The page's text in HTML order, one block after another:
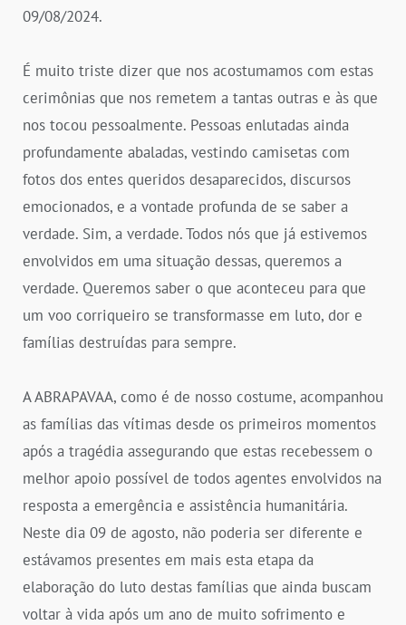
09/08/2024.
É muito triste dizer que nos acostumamos com estas
cerimônias que nos remetem a tantas outras e às que
nos tocou pessoalmente. Pessoas enlutadas ainda
profundamente abaladas, vestindo camisetas com
fotos dos entes queridos desaparecidos, discursos
emocionados, e a vontade profunda de se saber a
verdade. Sim, a verdade. Todos nós que já estivemos
envolvidos em uma situação dessas, queremos a
verdade. Queremos saber o que aconteceu para que
um voo corriqueiro se transformasse em luto, dor e
famílias destruídas para sempre.
A ABRAPAVAA, como é de nosso costume, acompanhou
as famílias das vítimas desde os primeiros momentos
após a tragédia assegurando que estas recebessem o
melhor apoio possível de todos agentes envolvidos na
resposta a emergência e assistência humanitária.
Neste dia 09 de agosto, não poderia ser diferente e
estávamos presentes em mais esta etapa da
elaboração do luto destas famílias que ainda buscam
voltar à vida após um ano de muito sofrimento e